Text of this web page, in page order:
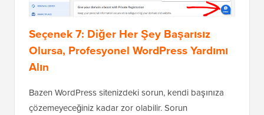
Seçenek 7: Diğer Her Şey Başarısız
Olursa, Profesyonel WordPress Yardımı
Alın
Bazen WordPress sitenizdeki sorun, kendi başınıza
çözemeyeceğiniz kadar zor olabilir. Sorun